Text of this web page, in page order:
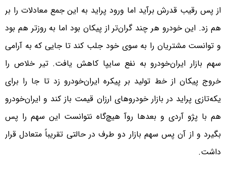
از پس رقیب قدرش برآید اما ورود پراید به این جمع معادلات را بر
هم زد. این خودرو هر چند گران‌تر از پیکان بود اما به روزتر هم بود
و توانست مشتریان را به سوی خود جلب کند تا جایی که به آرامی
سهم بازار ایران‌خودرو به نفع سایپا کاهش یافت. تیر خلاص را
خروج پیکان از خط تولید بر پیکره ایران‌خودرو زد تا جا را برای
یکه‌تازی پراید در بازار خودروهای ارزان قیمت باز کند و ایران‌خودرو
هم با پژو آردی و بعدها روآ هیچ‌گاه نتوانست این سهم را پس
بگیرد و از آن پس سهم بازار دو طرف در حالتی تقریباً متعادل قرار
داشت.